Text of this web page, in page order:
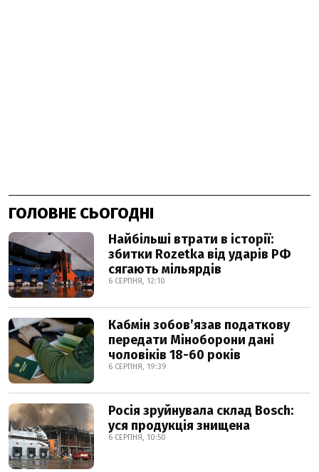
ГОЛОВНЕ СЬОГОДНІ
Найбільші втрати в історії:
збитки Rozetka від ударів РФ
сягають мільярдів
6 СЕРПНЯ, 12:10
Кабмін зобовʼязав податкову
передати Міноборони дані
чоловіків 18-60 років
6 СЕРПНЯ, 19:39
Росія зруйнувала склад Bosch:
уся продукція знищена
6 СЕРПНЯ, 10:50